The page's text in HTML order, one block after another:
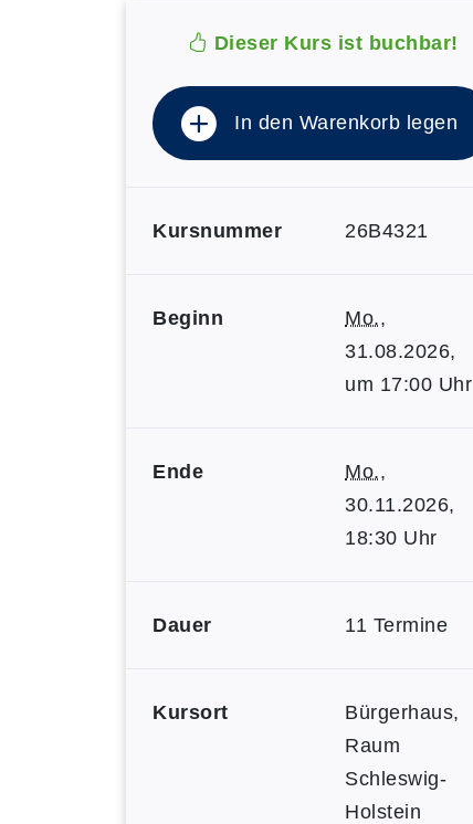
Dieser Kurs ist buchbar!
In den Warenkorb legen
Kursnummer 26B4321
Beginn Mo.,
31.08.2026,
um 17:00 Uhr
Ende Mo.,
30.11.2026,
18:30 Uhr
Dauer 11 Termine
Kursort
Bürgerhaus,
Raum
Schleswig-
Holstein